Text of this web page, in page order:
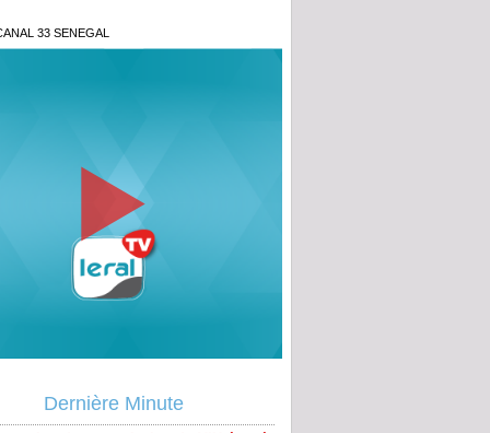
33 SENEGAL
Dernière Minute
: Les populations dénoncent le non-
des engagements relatifs au projet
Dakar - Tivaouane - Saint-Louis
Diallo… la liste des célébrités
devant le tribunal